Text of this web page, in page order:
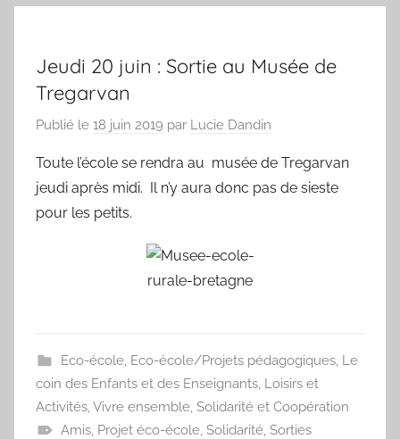
Jeudi 20 juin : Sortie au Musée de
Tregarvan
Publié le 18 juin 2019 par Lucie Dandin
Toute l’école se rendra au musée de Tregarvan
jeudi après midi. Il n’y aura donc pas de sieste
pour les petits.
Eco-école, Eco-école/Projets pédagogiques, Le
coin des Enfants et des Enseignants, Loisirs et
Activités,Vivre ensemble, Solidarité et Coopération
Amis, Projet éco-école, Solidarité, Sorties